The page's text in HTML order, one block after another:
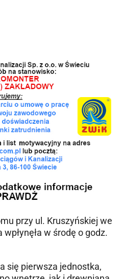
przy ul. Kruszyńskiej we
w środę o godz.
się pierwsza jednostka,